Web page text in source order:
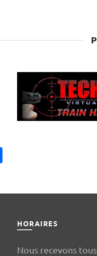
Partager
HORAIRES
Nous recevons